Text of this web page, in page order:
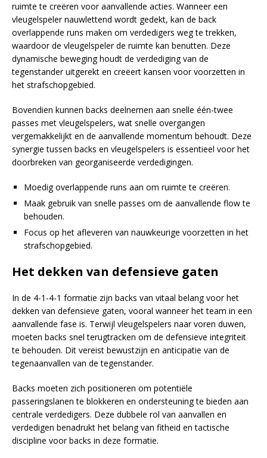
ruimte te creëren voor aanvallende acties. Wanneer een
vleugelspeler nauwlettend wordt gedekt, kan de back
overlappende runs maken om verdedigers weg te trekken,
waardoor de vleugelspeler de ruimte kan benutten. Deze
dynamische beweging houdt de verdediging van de
tegenstander uitgerekt en creëert kansen voor voorzetten in
het strafschopgebied.
Bovendien kunnen backs deelnemen aan snelle één-twee
passes met vleugelspelers, wat snelle overgangen
vergemakkelijkt en de aanvallende momentum behoudt. Deze
synergie tussen backs en vleugelspelers is essentieel voor het
doorbreken van georganiseerde verdedigingen.
Moedig overlappende runs aan om ruimte te creëren.
Maak gebruik van snelle passes om de aanvallende flow te
behouden.
Focus op het afleveren van nauwkeurige voorzetten in het
strafschopgebied.
Het dekken van defensieve gaten
In de 4-1-4-1 formatie zijn backs van vitaal belang voor het
dekken van defensieve gaten, vooral wanneer het team in een
aanvallende fase is. Terwijl vleugelspelers naar voren duwen,
moeten backs snel terugtracken om de defensieve integriteit
te behouden. Dit vereist bewustzijn en anticipatie van de
tegenaanvallen van de tegenstander.
Backs moeten zich positioneren om potentiële
passeringslanen te blokkeren en ondersteuning te bieden aan
centrale verdedigers. Deze dubbele rol van aanvallen en
verdedigen benadrukt het belang van fitheid en tactische
discipline voor backs in deze formatie.